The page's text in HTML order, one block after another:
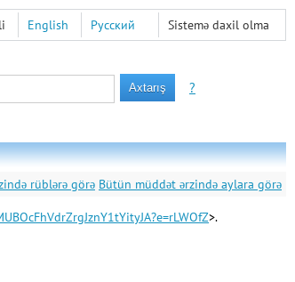
Sistemə daxil olma
English Русский
?
rüblərə görə Bütün müddət ərzində aylara görə
>.